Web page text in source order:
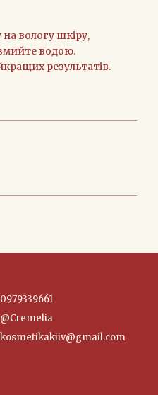
на вологу шкіру,
водою.
результатів.
0979339661
@Cremelia
kosmetikakiiv@gmail.com